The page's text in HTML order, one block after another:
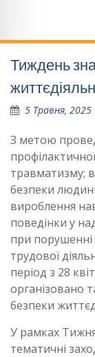
Тиждень
5 Травня, 2025
З метою
травматизму;
безпеки
вироблення
поведінки у
при порушенні
трудової
період з 28
організовано
безпеки
У рамках Тижня
тематичні